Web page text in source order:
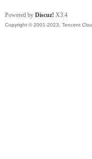
Powered by Discuz! X3.4
Copyright © 2001-2023, Tencent